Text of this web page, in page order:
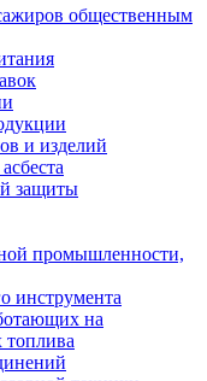
общественным
и изделий
защиты
промышленности,
инструмента
на
топлива